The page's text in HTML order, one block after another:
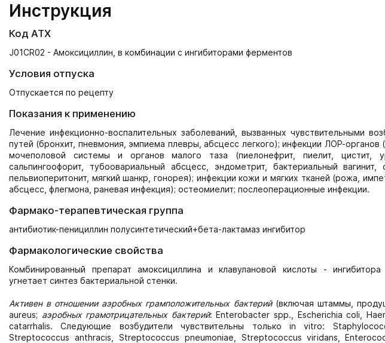
Инструкция
Код АТХ
J01CR02 - Амоксициллин, в комбинации с ингибиторами ферментов
Условия отпуска
Отпускается по рецепту
Показания к применению
Лечение инфекционно-воспалительных заболеваний, вызванных чувствительными
путей (бронхит, пневмония, эмпиема плевры, абсцесс легкого); инфекции ЛОР-органов
мочеполовой системы и органов малого таза (пиелонефрит, пиелит, цистит,
сальпингоофорит, тубоовариальный абсцесс, эндометрит, бактериальный
пельвиоперитонит, мягкий шанкр, гонорея); инфекции кожи и мягких тканей (рожа,
абсцесс, флегмона, раневая инфекция); остеомиелит; послеоперационные инфекции.
Фармако-терапевтическая группа
антибиотик-пенициллин полусинтетический+бета-лактамаз ингибитор
Фармакологические свойства
Комбинированный препарат амоксициллина и клавулановой кислоты -
угнетает синтез бактериальной стенки.
Активен в отношении аэробных грамположительных бактерий(включая штаммы,
aureus; аэробных грамотрицательных бактерий: Enterobacter spp., Escherichia coli,
catarrhalis. Следующие возбудители чувствительны только in vitro:
Streptococcus anthracis, Streptococcus pneumoniae, Streptococcus viridans,